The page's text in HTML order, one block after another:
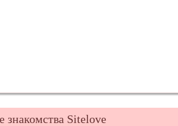
знакомства Sitelove